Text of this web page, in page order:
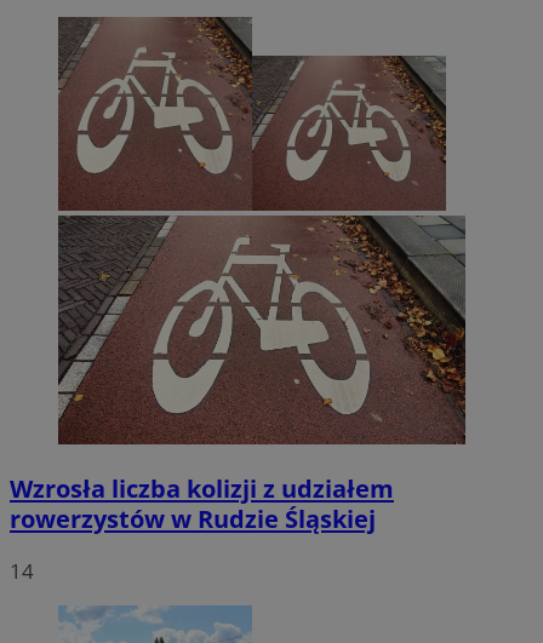
Wzrosła liczba kolizji z udziałem
rowerzystów w Rudzie Śląskiej
14